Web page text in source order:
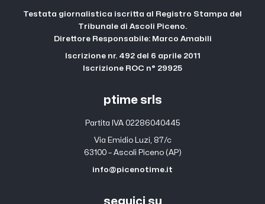
Testata giornalistica iscritta al Registro Stampa del
Tribunale di Ascoli Piceno.
Direttore Responsabile: Marco Amabili
Iscrizione nr. 492 del 6 aprile 2011
Iscrizione ROC n° 29925
ptime srls
Partita IVA 02286040445
Via Emidio Luzi, 87/c
63100 – Ascoli Piceno (AP)
info@picenotime.it
seguici su